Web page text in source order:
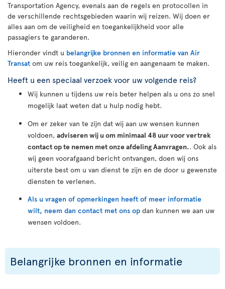
Transportation Agency, evenals aan de regels en protocollen in
de verschillende rechtsgebieden waarin wij reizen. Wij doen er
alles aan om de veiligheid en toegankelijkheid voor alle
passagiers te garanderen.
Hieronder vindt u belangrijke bronnen en informatie van Air
Transat om uw reis toegankelijk, veilig en aangenaam te maken.
Heeft u een speciaal verzoek voor uw volgende reis?
Wij kunnen u tijdens uw reis beter helpen als u ons zo snel
mogelijk laat weten dat u hulp nodig hebt.
Om er zeker van te zijn dat wij aan uw wensen kunnen
voldoen, adviseren wij u om minimaal 48 uur voor vertrek
contact op te nemen met onze afdeling Aanvragen.. Ook als
wij geen voorafgaand bericht ontvangen, doen wij ons
uiterste best om u van dienst te zijn en de door u gewenste
diensten te verlenen.
Als u vragen of opmerkingen heeft of meer informatie
wilt, neem dan contact met ons op dan kunnen we aan uw
wensen voldoen.
Belangrijke bronnen en informatie